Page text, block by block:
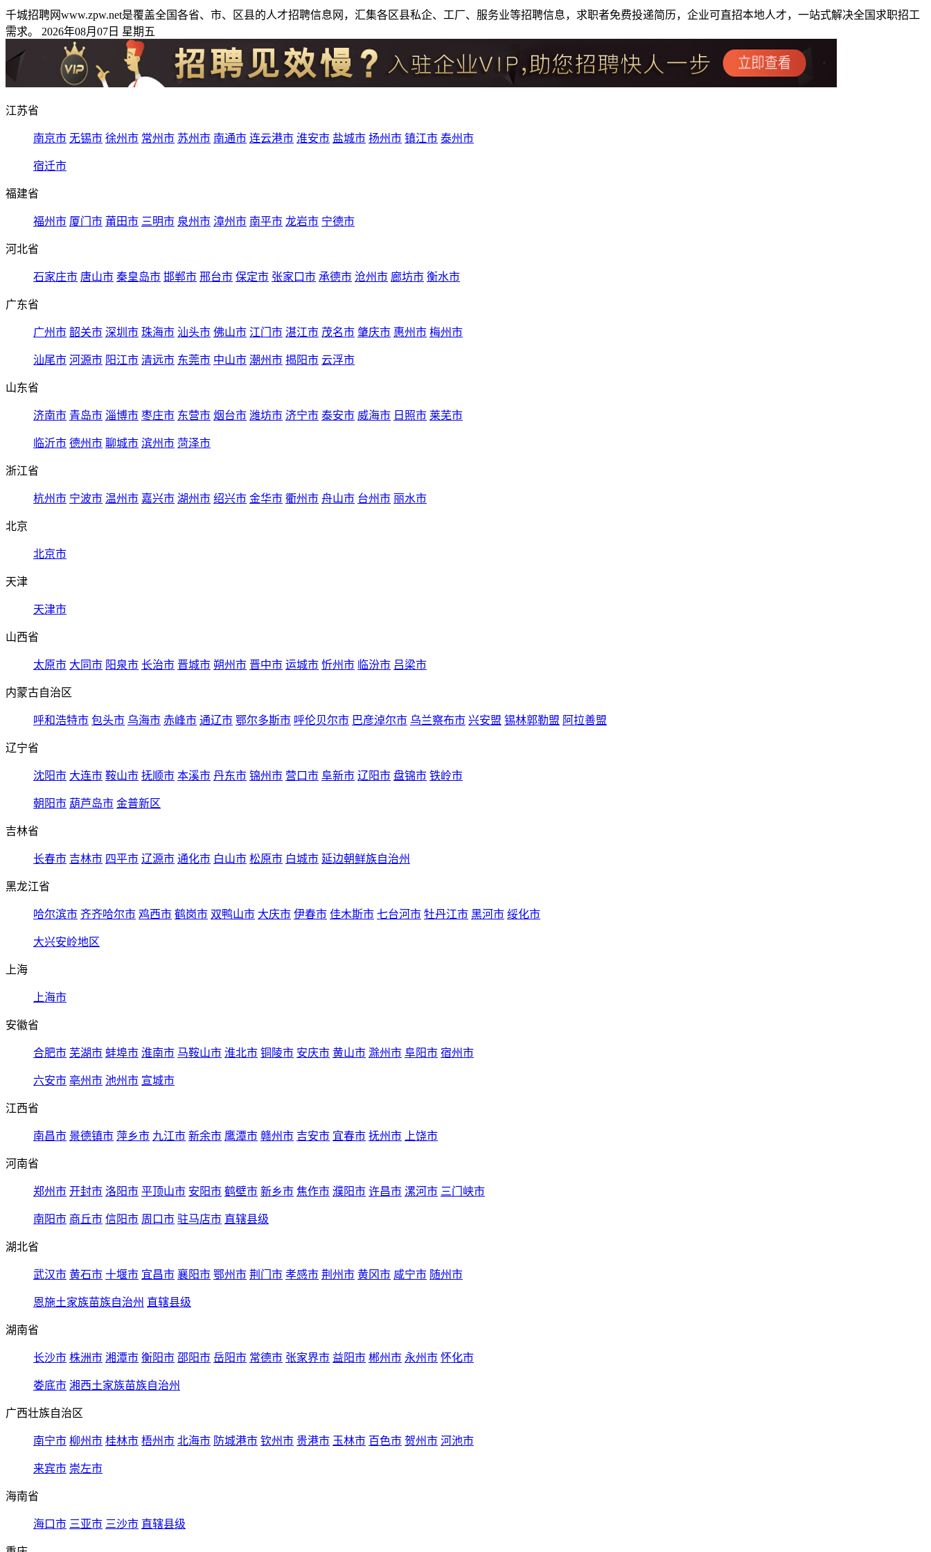
千城招聘网www.zpw.net是覆盖全国各省、市、区县的人才招聘信息网，汇集各区县私企、工厂、服务业等招聘信息，求职者免费投递简历，企业可直招本地人才，一站式解决全国求职招工
需求。 2026年08月07日 星期五
江苏省
南京市 无锡市 徐州市 常州市 苏州市 南通市 连云港市 淮安市 盐城市 扬州市 镇江市 泰州市
宿迁市
福建省
福州市 厦门市 莆田市 三明市 泉州市 漳州市 南平市 龙岩市 宁德市
河北省
石家庄市 唐山市 秦皇岛市 邯郸市 邢台市 保定市 张家口市 承德市 沧州市 廊坊市 衡水市
广东省
广州市 韶关市 深圳市 珠海市 汕头市 佛山市 江门市 湛江市 茂名市 肇庆市 惠州市 梅州市
汕尾市 河源市 阳江市 清远市 东莞市 中山市 潮州市 揭阳市 云浮市
山东省
济南市 青岛市 淄博市 枣庄市 东营市 烟台市 潍坊市 济宁市 泰安市 威海市 日照市 莱芜市
临沂市 德州市 聊城市 滨州市 菏泽市
浙江省
杭州市 宁波市 温州市 嘉兴市 湖州市 绍兴市 金华市 衢州市 舟山市 台州市 丽水市
北京
北京市
天津
天津市
山西省
太原市 大同市 阳泉市 长治市 晋城市 朔州市 晋中市 运城市 忻州市 临汾市 吕梁市
内蒙古自治区
呼和浩特市 包头市 乌海市 赤峰市 通辽市 鄂尔多斯市 呼伦贝尔市 巴彦淖尔市 乌兰察布市 兴安盟 锡林郭勒盟 阿拉善盟
辽宁省
沈阳市 大连市 鞍山市 抚顺市 本溪市 丹东市 锦州市 营口市 阜新市 辽阳市 盘锦市 铁岭市
朝阳市 葫芦岛市 金普新区
吉林省
长春市 吉林市 四平市 辽源市 通化市 白山市 松原市 白城市 延边朝鲜族自治州
黑龙江省
哈尔滨市 齐齐哈尔市 鸡西市 鹤岗市 双鸭山市 大庆市 伊春市 佳木斯市 七台河市 牡丹江市 黑河市 绥化市
大兴安岭地区
上海
上海市
安徽省
合肥市 芜湖市 蚌埠市 淮南市 马鞍山市 淮北市 铜陵市 安庆市 黄山市 滁州市 阜阳市 宿州市
六安市 亳州市 池州市 宣城市
江西省
南昌市 景德镇市 萍乡市 九江市 新余市 鹰潭市 赣州市 吉安市 宜春市 抚州市 上饶市
河南省
郑州市 开封市 洛阳市 平顶山市 安阳市 鹤壁市 新乡市 焦作市 濮阳市 许昌市 漯河市 三门峡市
南阳市 商丘市 信阳市 周口市 驻马店市 直辖县级
湖北省
武汉市 黄石市 十堰市 宜昌市 襄阳市 鄂州市 荆门市 孝感市 荆州市 黄冈市 咸宁市 随州市
恩施土家族苗族自治州 直辖县级
湖南省
长沙市 株洲市 湘潭市 衡阳市 邵阳市 岳阳市 常德市 张家界市 益阳市 郴州市 永州市 怀化市
娄底市 湘西土家族苗族自治州
广西壮族自治区
南宁市 柳州市 桂林市 梧州市 北海市 防城港市 钦州市 贵港市 玉林市 百色市 贺州市 河池市
来宾市 崇左市
海南省
海口市 三亚市 三沙市 直辖县级